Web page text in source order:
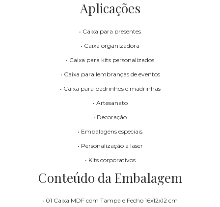
Aplicações
• Caixa para presentes
• Caixa organizadora
• Caixa para kits personalizados
• Caixa para lembranças de eventos
• Caixa para padrinhos e madrinhas
• Artesanato
• Decoração
• Embalagens especiais
• Personalização a laser
• Kits corporativos
Conteúdo da Embalagem
• 01 Caixa MDF com Tampa e Fecho 16x12x12 cm